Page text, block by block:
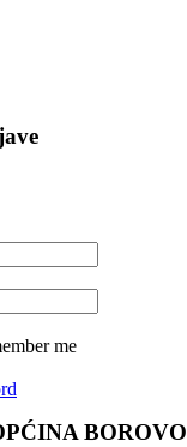
me
BOROVO